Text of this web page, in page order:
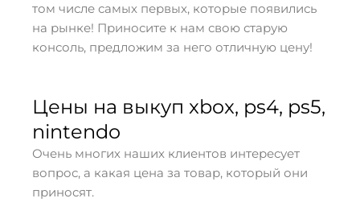
том числе самых первых, которые появились
на рынке! Приносите к нам свою старую
консоль, предложим за него отличную цену!
Цены на выкуп xbox, ps4, ps5,
nintendo
Очень многих наших клиентов интересует
вопрос, а какая цена за товар, который они
приносят.